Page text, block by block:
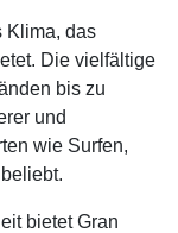
Klima, das
Die vielfältige
bis zu
und
wie Surfen,
bietet Gran